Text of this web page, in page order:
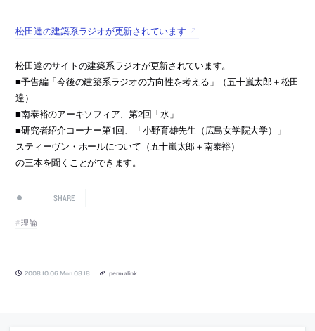
松田達の建築系ラジオが更新されています
松田達のサイトの建築系ラジオが更新されています。
■予告編「今後の建築系ラジオの方向性を考える」（五十嵐太郎＋松田
達）
■南泰裕のアーキソフィア、第2回「水」
■研究者紹介コーナー第1回、「小野育雄先生（広島女学院大学）」―
スティーヴン・ホールについて（五十嵐太郎＋南泰裕）
の三本を聞くことができます。
SHARE
理論
2008.10.06 Mon 08:18 permalink